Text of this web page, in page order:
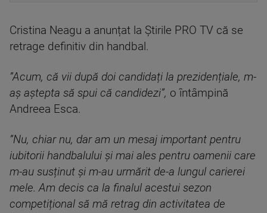
Cristina Neagu a anunțat la Știrile PRO TV că se
retrage definitiv din handbal.
”Acum, că vii după doi candidați la prezidențiale, m-
aș aștepta să spui că candidezi”, o întâmpină
Andreea Esca.
”Nu, chiar nu, dar am un mesaj important pentru
iubitorii handbalului și mai ales pentru oamenii care
m-au susținut și m-au urmărit de-a lungul carierei
mele. Am decis ca la finalul acestui sezon
competițional să mă retrag din activitatea de